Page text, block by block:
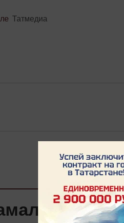
Татмедиа